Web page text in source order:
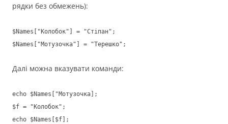
рядки без обмежень):
$Names["Колобок"] = "Стіпан";
$Names["Мотузочка"] = "Терешко";
Далі можна вказувати команди:
echo $Names["Мотузочка];
$f = "Колобок";
echo $Names[$f];